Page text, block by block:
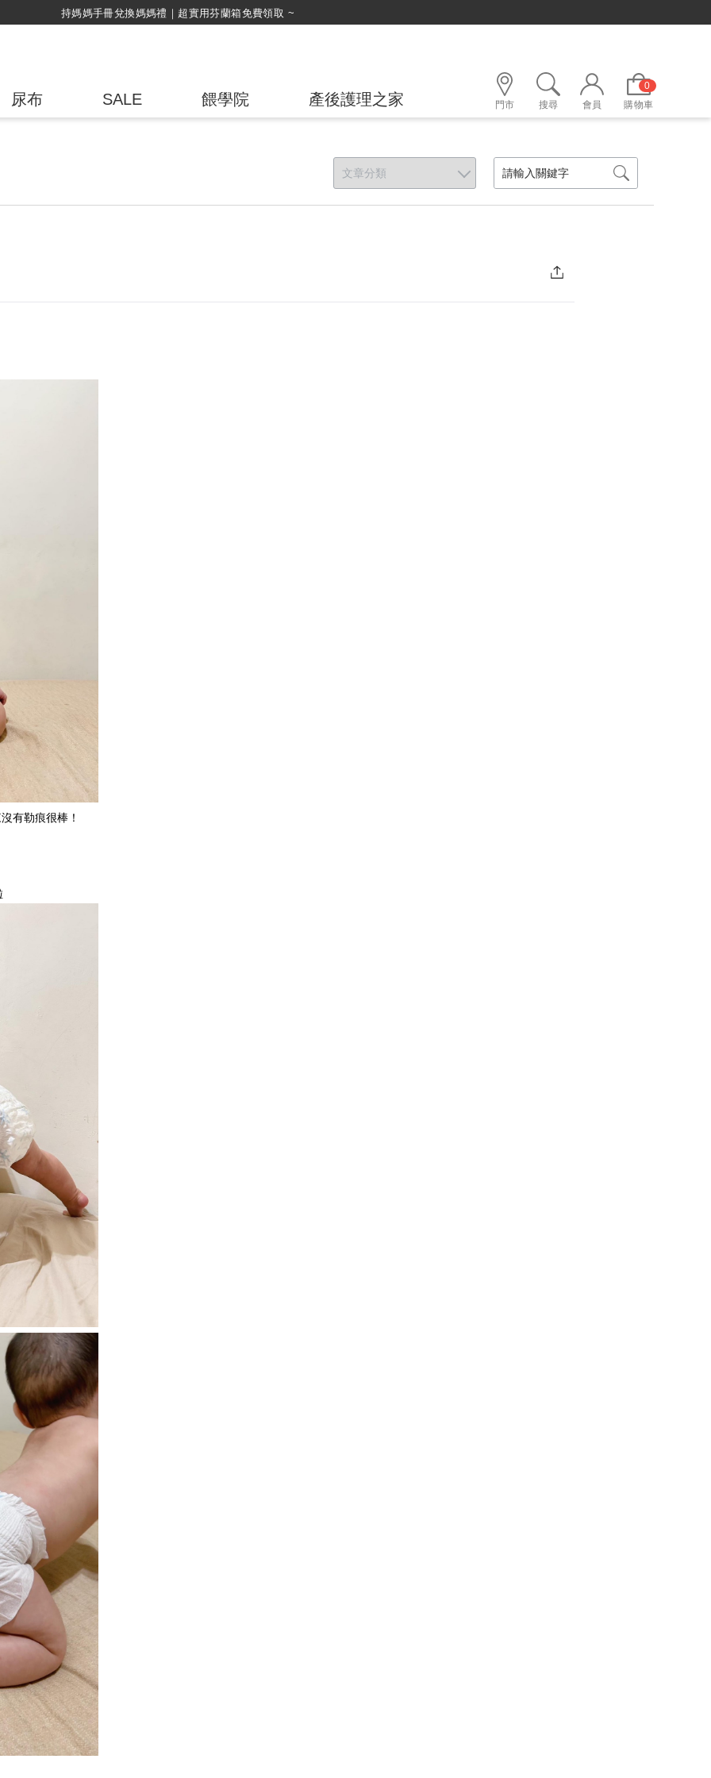
持媽媽手冊兌換媽媽禮｜超實用芬蘭箱免費領取 ~
尿布 SALE 餵學院 產後護理之家 門市 搜尋 會員
0
購物車
有勒痕很棒！